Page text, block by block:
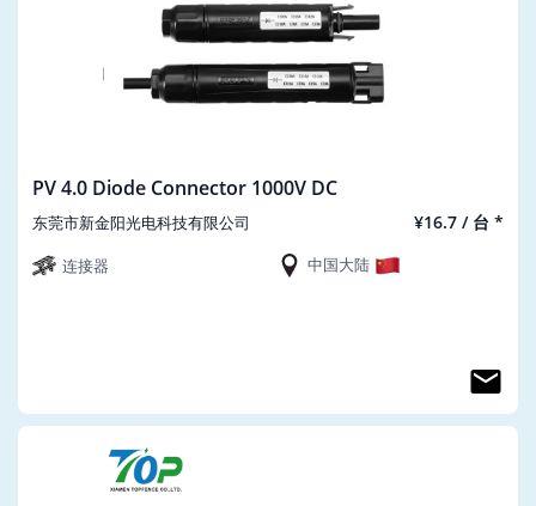
PV 4.0 Diode Connector 1000V DC
东莞市新金阳光电科技有限公司 ¥16.7 / 台 *
连接器 中国大陆